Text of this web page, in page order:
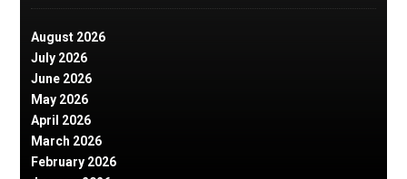
August 2026
July 2026
June 2026
May 2026
April 2026
March 2026
February 2026